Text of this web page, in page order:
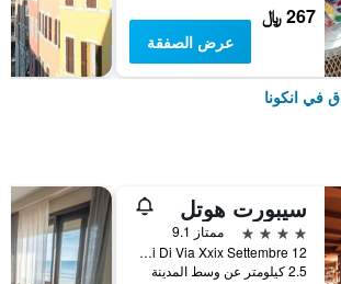
267 ﷼
عرض الصفقة
في انكونا
سيبورت هوتل
4 نجوم
ممتاز 9.1
Rupi Di Via Xxix Settembre 12, انكونا, مقاطعة أنكونا, إيطاليا
2.5 كيلومتر عن وسط المدينة